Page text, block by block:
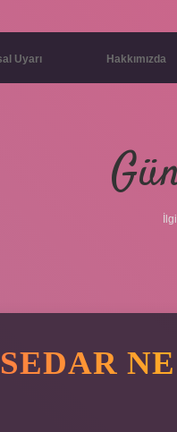
Uyarı Hakkımızda